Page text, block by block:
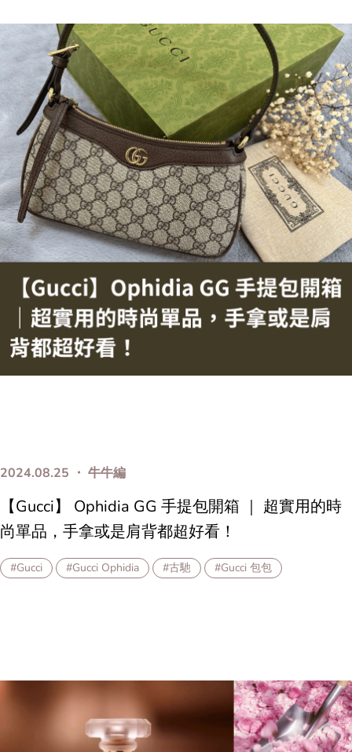
2024.08.25 ・ 牛牛編
【Gucci】 Ophidia GG 手提包開箱 ｜ 超實用的時
尚單品，手拿或是肩背都超好看！
#Gucci #Gucci Ophidia #古馳 #Gucci 包包